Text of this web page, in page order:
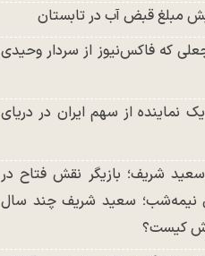
مبلغ قبض آب در تابستان
که فاکس‌نیوز از سردار وحیدی
نماینده از سهم ایران در دریای
سعید شریف؛ بازیگر نقش فتاح در
نیمه‌شب؛ سعید شریف چند سال
کیست؟